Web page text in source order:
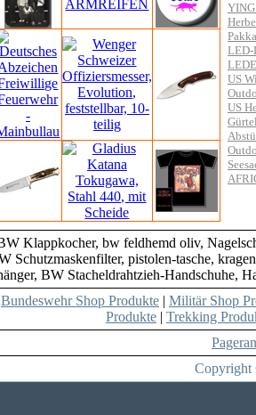
LED-
US
US
Klappkocher, bw feldhemd oliv,
Schutzmaskenfilter, pistolen-tasche,
BW Stacheldrahtzieh-Handschuhe,
Bundeswehr Shop Produkte | Militär Shop
Produkte | Trekking